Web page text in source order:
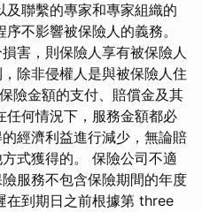
聯繫的專家和專家組織的
不影響被保險人的義務。
害，則保險人享有被保險人
除非侵權人是與被保險人住
險金額的支付、賠償金及其
何情況下，服務金額都必
經濟利益進行減少，無論賠
式獲得的。 保險公司不適
服務不包含保險期間的年度
在到期日之前根據第 three